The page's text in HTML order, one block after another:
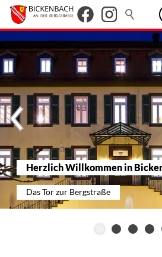
Herzlich Willkommen in
Das Tor zur Bergstraße